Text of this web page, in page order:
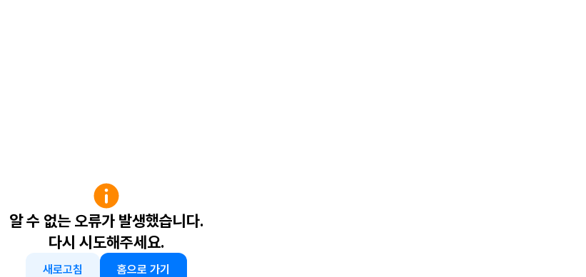
알 수 없는 오류가 발생했습니다.
다시 시도해주세요.
새로고침 홈으로 가기